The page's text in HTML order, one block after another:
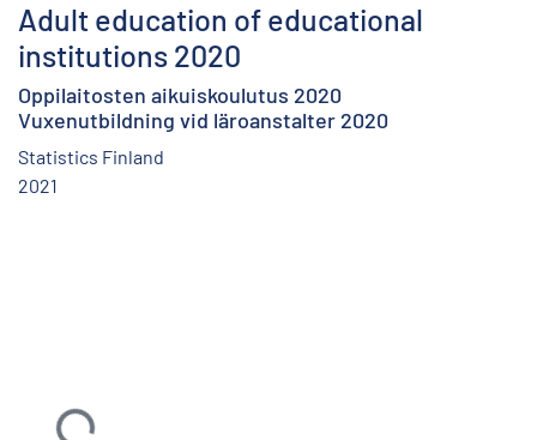
Adult education of educational
institutions 2020
Oppilaitosten aikuiskoulutus 2020
Vuxenutbildning vid läroanstalter 2020
Statistics Finland
2021